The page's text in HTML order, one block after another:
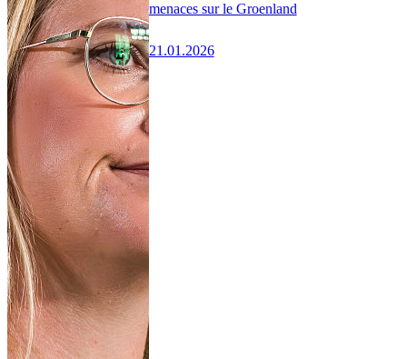
menaces sur le Groenland
21.01.2026